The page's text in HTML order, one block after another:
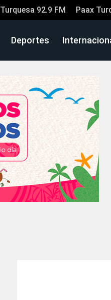
Turquesa 92.9 FM Paax
Deportes